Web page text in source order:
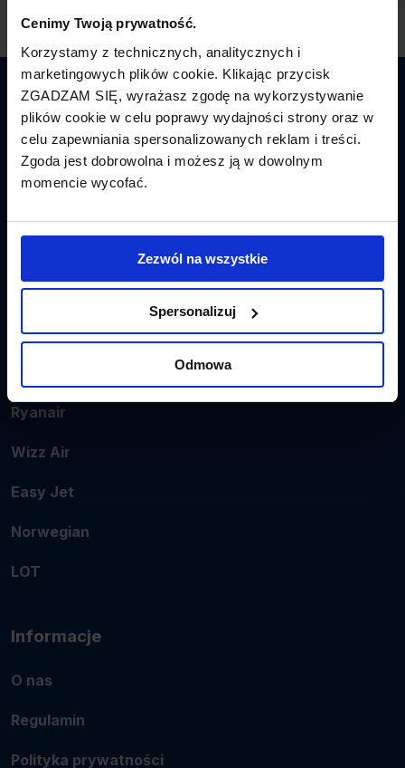
Cenimy Twoją prywatność.
Korzystamy z technicznych, analitycznych i
marketingowych plików cookie. Klikając przycisk
ZGADZAM SIĘ, wyrażasz zgodę na wykorzystywanie
plików cookie w celu poprawy wydajności strony oraz w
celu zapewniania spersonalizowanych reklam i treści.
Zgoda jest dobrowolna i możesz ją w dowolnym
momencie wycofać.
Zezwól na wszystkie
Spersonalizuj
Odmowa
Latamy.pl
Bilety lotnicze
Promocje
Linie lotnicze
Ryanair
Wizz Air
Easy Jet
Norwegian
LOT
Informacje
O nas
Regulamin
Polityka prywatności